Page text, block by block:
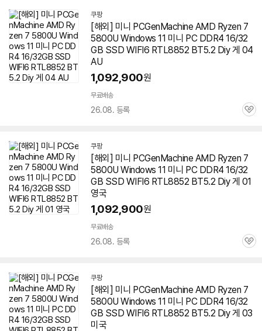
쿠팡
[해외] 미니 PCGenMachine AMD Ryzen 7
5800U Windows 11 미니 PC DDR4 16/32
GB SSD WIFI6 RTL8852 BT5.2 Diy 게 04
AU
1,092,900원
무료배송
26.08. 등록
관
쿠팡
[해외] 미니 PCGenMachine AMD Ryzen 7
5800U Windows 11 미니 PC DDR4 16/32
GB SSD WIFI6 RTL8852 BT5.2 Diy 게 01
영국
1,092,900원
무료배송
26.08. 등록
관
쿠팡
[해외] 미니 PCGenMachine AMD Ryzen 7
5800U Windows 11 미니 PC DDR4 16/32
GB SSD WIFI6 RTL8852 BT5.2 Diy 게 03
미국